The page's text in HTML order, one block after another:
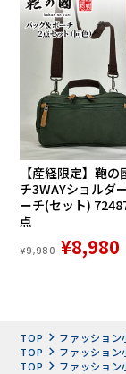
滑りにくいグリ
すい道でも安定
疲れにくい軽
が歩行時の動き
地を実現。
【産経限定】鞄
チ3WAYショルダ
ーチ(セット)
点
¥9,980 ¥8,980
TOP ファッション
TOP
ファッション
TOP
ファッション